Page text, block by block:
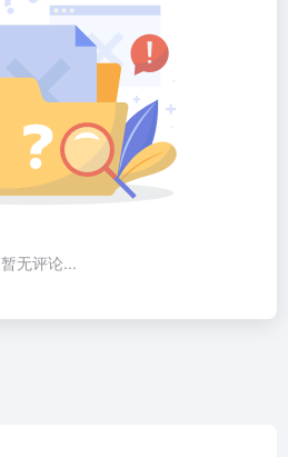
暂无评论...